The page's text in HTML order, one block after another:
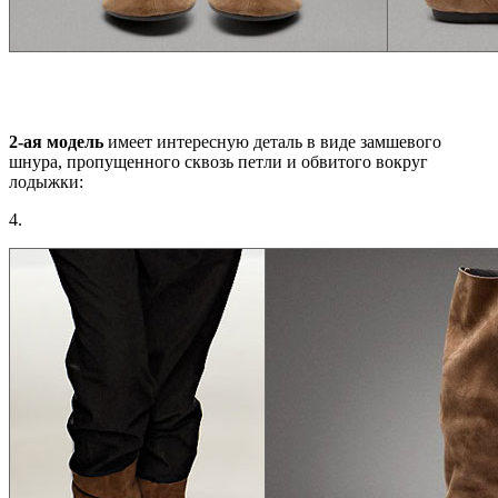
2-ая модель имеет интересную деталь в виде замшевого
шнура, пропущенного сквозь петли и обвитого вокруг
лодыжки:
4.